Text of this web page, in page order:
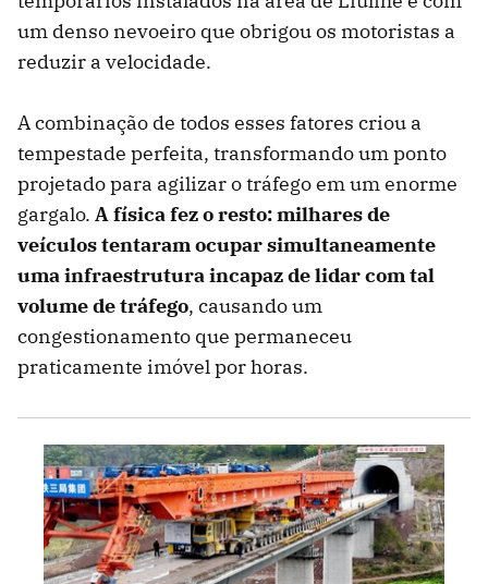
um denso nevoeiro que obrigou os motoristas a
reduzir a velocidade.
A combinação de todos esses fatores criou a
tempestade perfeita, transformando um ponto
projetado para agilizar o tráfego em um enorme
gargalo. A física fez o resto: milhares de
veículos tentaram ocupar simultaneamente
uma infraestrutura incapaz de lidar com tal
volume de tráfego, causando um
congestionamento que permaneceu
praticamente imóvel por horas.